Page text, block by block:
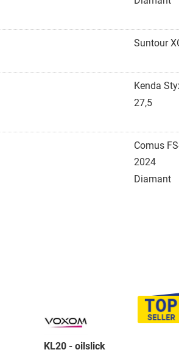
Suntour
Kenda
27,5
Comus
2024
Diamant
KL20 - oilslick